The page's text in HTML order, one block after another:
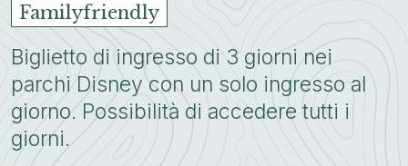
Familyfriendly
Biglietto di ingresso di 3 giorni nei
parchi Disney con un solo ingresso al
giorno. Possibilità di accedere tutti i
giorni.